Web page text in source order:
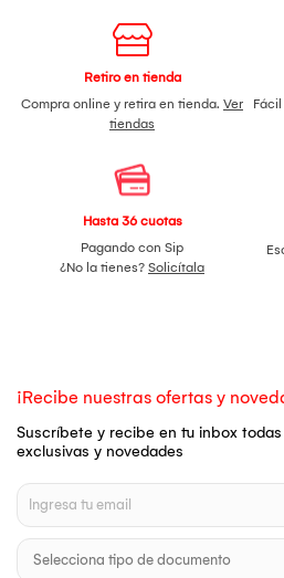
Retiro en tienda
Compra online y retira en tienda. Ver
tiendas
Hasta 36 cuotas
Pagando con Sip
¿No la tienes? Solicítala
¡Recibe nuestras ofertas y
Suscríbete y recibe en tu inbox
exclusivas y novedades